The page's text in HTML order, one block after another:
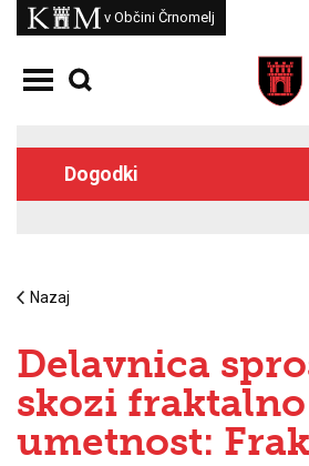
Skoči na vsebino
Kam
v Občini Črnomelj
Odpri meni
Dogodki
Nazaj
Delavnica
skozi fraktalno
umetnost: